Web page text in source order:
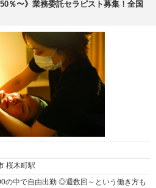
％〜》業務委託セラピスト募集！全国
桜木町駅
の中で自由出勤 ◎週数回～という働き方も